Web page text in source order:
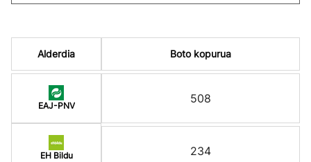
Alderdia
EAJ-PNV
EH Bildu
Boto kopurua
508
234